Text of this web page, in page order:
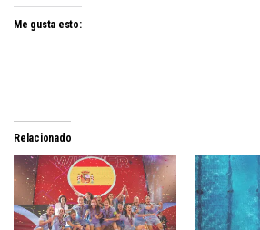
Me gusta esto:
Relacionado